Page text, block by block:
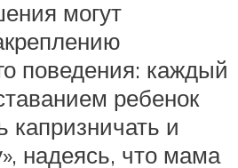
могут
поведения: каждый
ребенок
капризничать и
надеясь, что мама